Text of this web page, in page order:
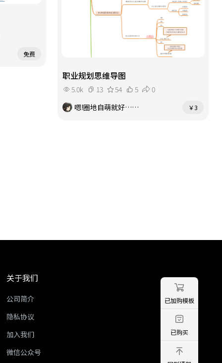
免费
职业规划思维导图
5.0k 13 54 5
0
嗯!圈地自萌就好……
￥3
已加购模板
已购买
关于我们
公司简介
隐私协议
加入我们
微信公众号